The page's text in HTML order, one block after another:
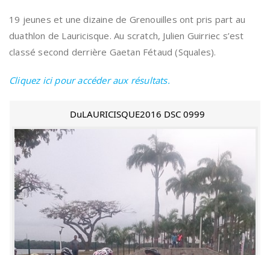
19 jeunes et une dizaine de Grenouilles ont pris part au
duathlon de Lauricisque. Au scratch, Julien Guirriec s’est
classé second derrière Gaetan Fétaud (Squales).
Cliquez ici pour accéder aux résultats.
DuLAURICISQUE2016 DSC 0999